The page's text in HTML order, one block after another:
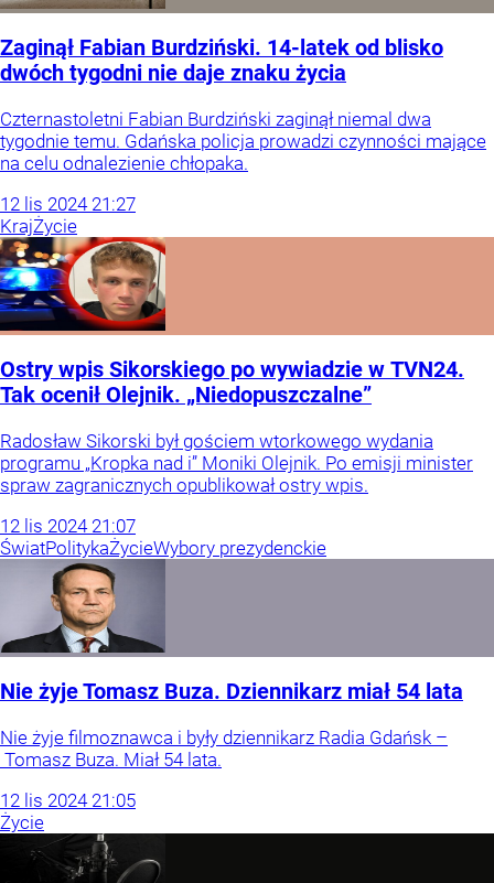
Zaginął Fabian Burdziński. 14-latek od blisko
dwóch tygodni nie daje znaku życia
Czternastoletni Fabian Burdziński zaginął niemal dwa
tygodnie temu. Gdańska policja prowadzi czynności mające
na celu odnalezienie chłopaka.
12 lis 2024 21:27
KrajŻycie
Ostry wpis Sikorskiego po wywiadzie w TVN24.
Tak ocenił Olejnik. „Niedopuszczalne”
Radosław Sikorski był gościem wtorkowego wydania
programu „Kropka nad i” Moniki Olejnik. Po emisji minister
spraw zagranicznych opublikował ostry wpis.
12 lis 2024 21:07
ŚwiatPolitykaŻycieWybory prezydenckie
Nie żyje Tomasz Buza. Dziennikarz miał 54 lata
Nie żyje filmoznawca i były dziennikarz Radia Gdańsk –
Tomasz Buza. Miał 54 lata.
12 lis 2024 21:05
Życie